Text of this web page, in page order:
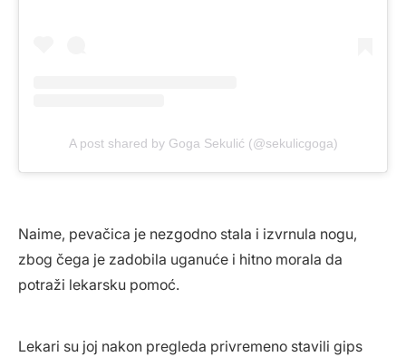
A post shared by Goga Sekulić (@sekulicgoga)
Naime, pevačica je nezgodno stala i izvrnula nogu,
zbog čega je zadobila uganuće i hitno morala da
potraži lekarsku pomoć.
Lekari su joj nakon pregleda privremeno stavili gips